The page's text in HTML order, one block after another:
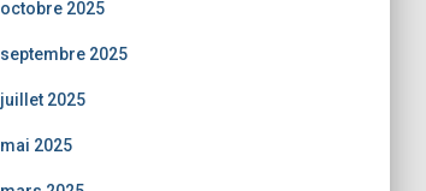
octobre 2025
septembre 2025
juillet 2025
mai 2025